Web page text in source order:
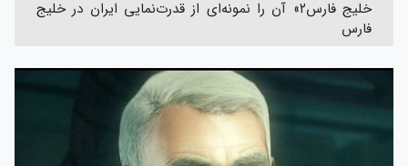
خلیج فارس۲» آن را نمونه‌ای از قدرت‌نمایی ایران در خلیج
فارس